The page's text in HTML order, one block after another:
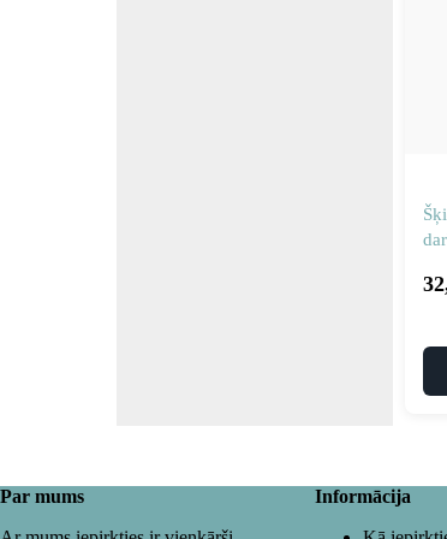
Par mums
Informācija